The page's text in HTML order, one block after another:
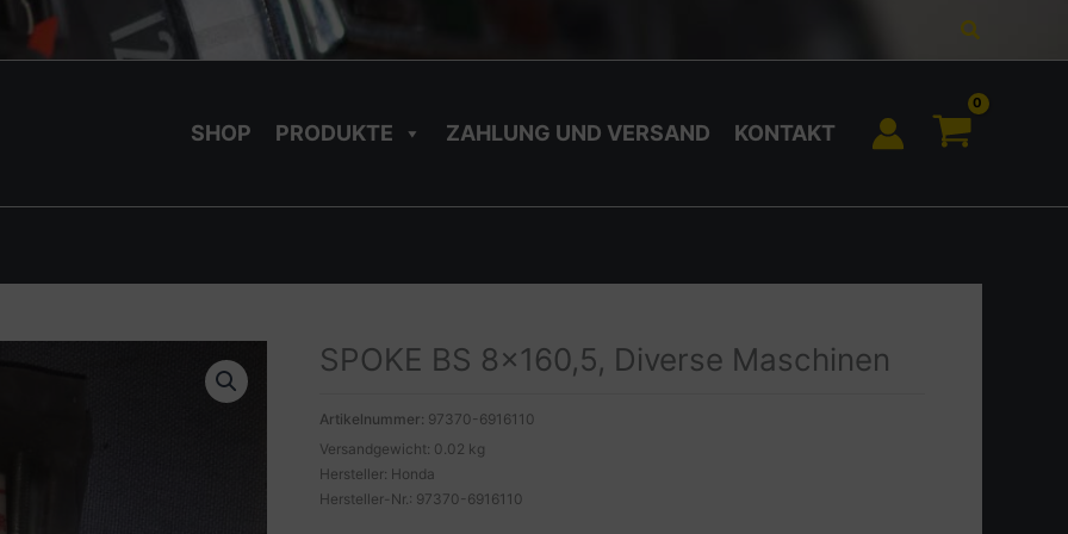
Suchen
SHOP PRODUKTE ZAHLUNG UND VERSAND KONTAKT
SPOKE BS 8×160,5, Diverse Maschinen
Artikelnummer: 97370-6916110
Versandgewicht: 0.02 kg
Hersteller: Honda
Hersteller-Nr.: 97370-6916110